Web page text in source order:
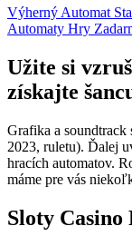
Výherný Automat
Automaty Hry
Užite si
získajte
Grafika a
2023, ruletu). Ďalej
hracích automatov.
máme pre vás
Sloty Casino